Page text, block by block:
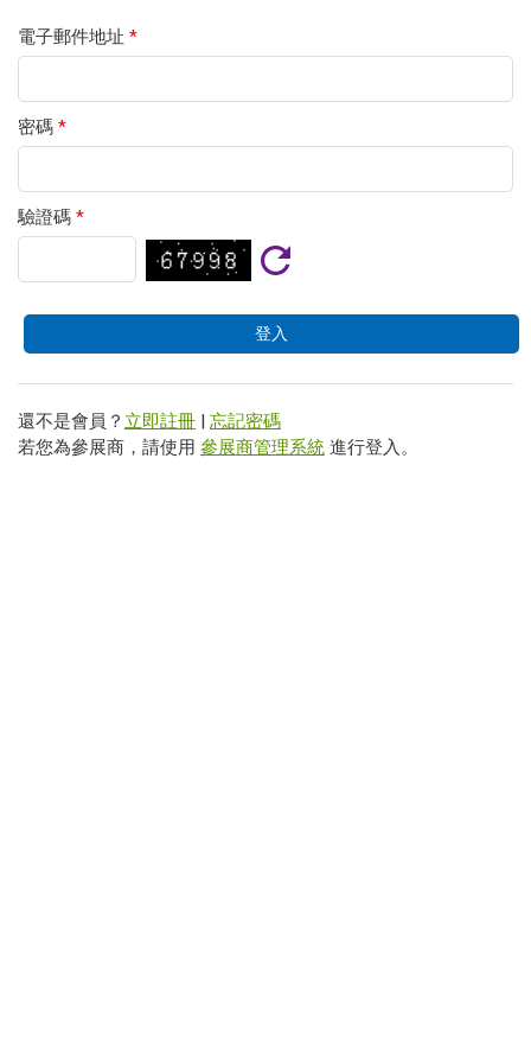
電子郵件地址 *
密碼 *
驗證碼 *
還不是會員？ 立即註冊 | 忘記密碼
若您為參展商，請使用 參展商管理系統 進行登入。